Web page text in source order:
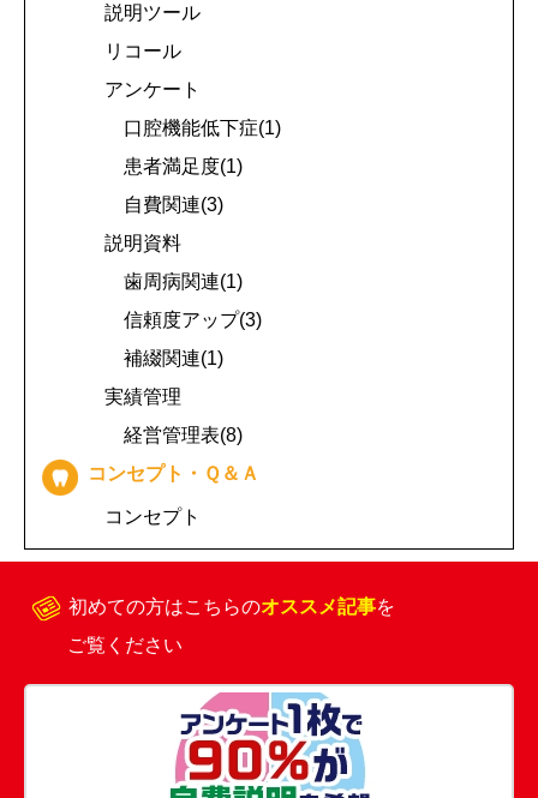
説明ツール
リコール
アンケート
口腔機能低下症(1)
患者満足度(1)
自費関連(3)
説明資料
歯周病関連(1)
信頼度アップ(3)
補綴関連(1)
実績管理
経営管理表(8)
コンセプト・Ｑ＆Ａ
コンセプト
初めての方はこちらのオススメ記事を
ご覧ください